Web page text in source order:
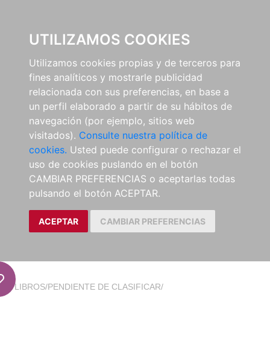
UTILIZAMOS COOKIES
Utilizamos cookies propias y de terceros para
fines analíticos y mostrarle publicidad
relacionada con sus preferencias, en base a
un perfil elaborado a partir de su hábitos de
navegación (por ejemplo, sitios web
visitados). Consulte nuestra política de
cookies. Usted puede configurar o rechazar el
uso de cookies puslando en el botón
CAMBIAR PREFERENCIAS o aceptarlas todas
pulsando el botón ACEPTAR.
ACEPTAR CAMBIAR PREFERENCIAS
LIBROS/PENDIENTE DE CLASIFICAR/